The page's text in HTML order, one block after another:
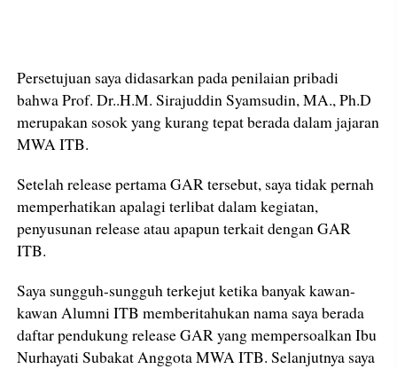
Persetujuan saya didasarkan pada penilaian pribadi
bahwa Prof. Dr..H.M. Sirajuddin Syamsudin, MA., Ph.D
merupakan sosok yang kurang tepat berada dalam jajaran
MWA ITB.
Setelah release pertama GAR tersebut, saya tidak pernah
memperhatikan apalagi terlibat dalam kegiatan,
penyusunan release atau apapun terkait dengan GAR
ITB.
Saya sungguh-sungguh terkejut ketika banyak kawan-
kawan Alumni ITB memberitahukan nama saya berada
daftar pendukung release GAR yang mempersoalkan Ibu
Nurhayati Subakat Anggota MWA ITB. Selanjutnya saya